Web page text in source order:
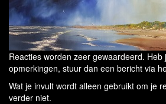
Reacties worden zeer gewaardeerd. Heb
opmerkingen, stuur dan een bericht via
Wat je invult wordt alleen gebruikt om je
verder niet.